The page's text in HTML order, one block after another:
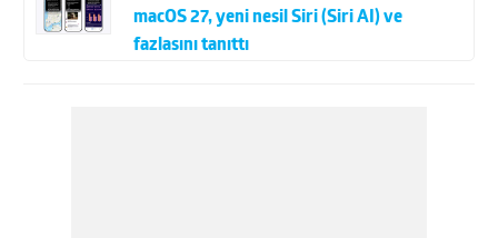
macOS 27, yeni nesil Siri (Siri AI) ve
fazlasını tanıttı